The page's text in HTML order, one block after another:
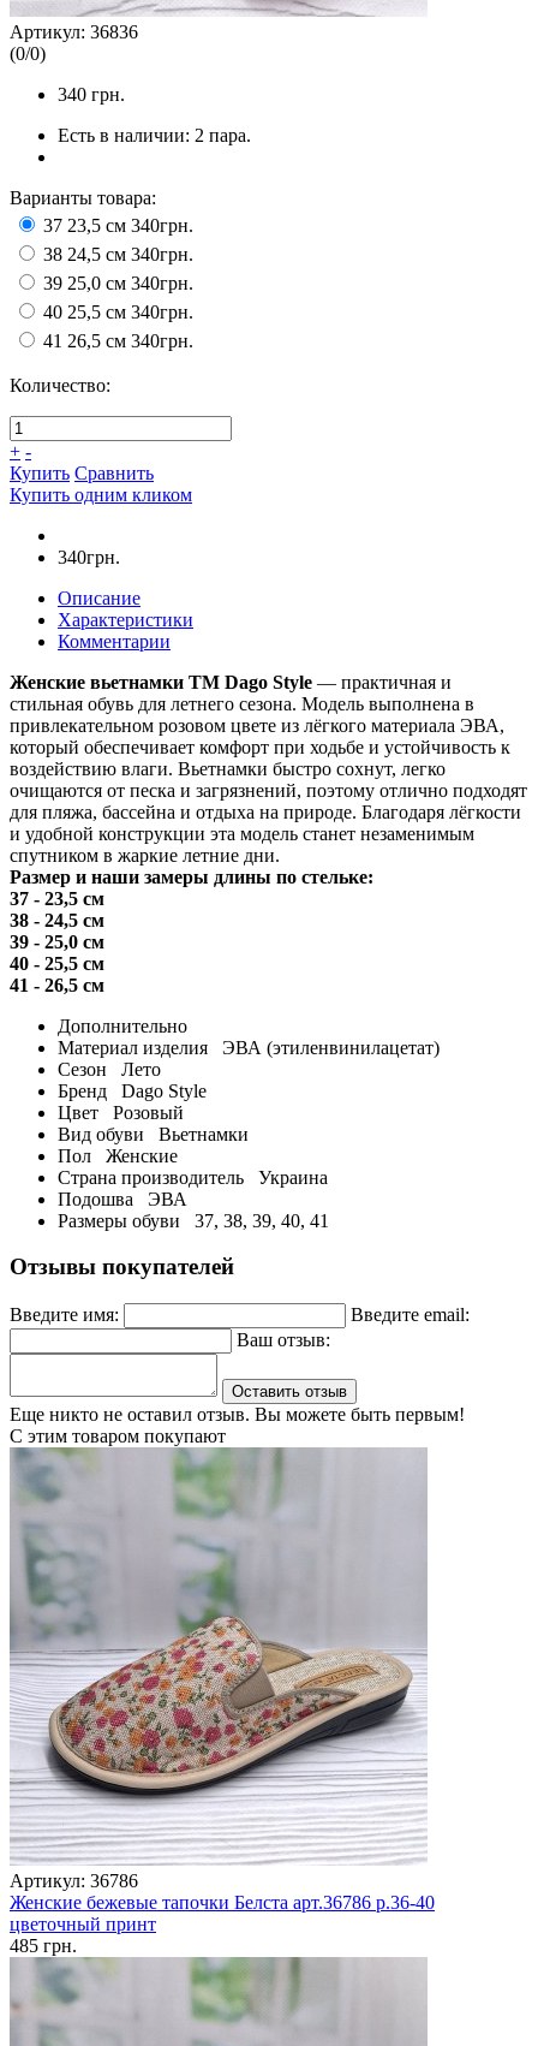
Артикул: 36836
(0/0)
340 грн.
Есть в наличии: 2 пара.
Варианты товара:
37 23,5 см 340грн.
38 24,5 см 340грн.
39 25,0 см 340грн.
40 25,5 см 340грн.
41 26,5 см 340грн.
Количество:
+ -
Купить Сравнить
Купить одним кликом
340грн.
Описание
Характеристики
Комментарии
Женские вьетнамки ТМ Dago Style — практичная и
стильная обувь для летнего сезона. Модель выполнена в
привлекательном розовом цвете из лёгкого материала ЭВА,
который обеспечивает комфорт при ходьбе и устойчивость к
воздействию влаги. Вьетнамки быстро сохнут, легко
очищаются от песка и загрязнений, поэтому отлично подходят
для пляжа, бассейна и отдыха на природе. Благодаря лёгкости
и удобной конструкции эта модель станет незаменимым
спутником в жаркие летние дни.
Размер и наши замеры длины по стельке:
37 - 23,5 см
38 - 24,5 см
39 - 25,0 см
40 - 25,5 см
41 - 26,5 см
Дополнительно
Материал изделия
ЭВА (этиленвинилацетат)
Сезон
Лето
Бренд
Dago Style
Цвет
Розовый
Вид обуви
Вьетнамки
Пол
Женские
Страна производитель
Украина
Подошва
ЭВА
Размеры обуви
37, 38, 39, 40, 41
Отзывы покупателей
Введите имя:
Введите email:
Ваш отзыв:
Оставить отзыв
Еще никто не оставил отзыв. Вы можете быть первым!
С этим товаром покупают
Артикул: 36786
Женские бежевые тапочки Белста арт.36786 р.36-40
цветочный принт
485 грн.